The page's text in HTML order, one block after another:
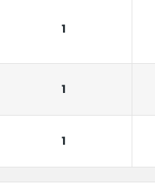
1
1
1